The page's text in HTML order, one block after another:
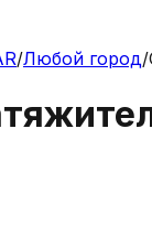
/Любой город/